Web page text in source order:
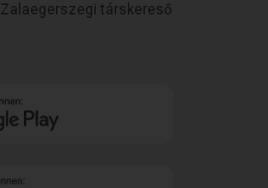
Zalaegerszegi társkereső